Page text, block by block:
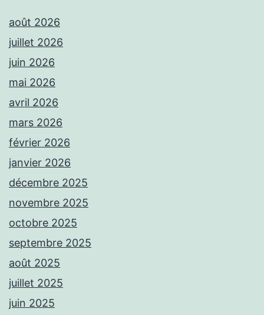
août 2026
juillet 2026
juin 2026
mai 2026
avril 2026
mars 2026
février 2026
janvier 2026
décembre 2025
novembre 2025
octobre 2025
septembre 2025
août 2025
juillet 2025
juin 2025